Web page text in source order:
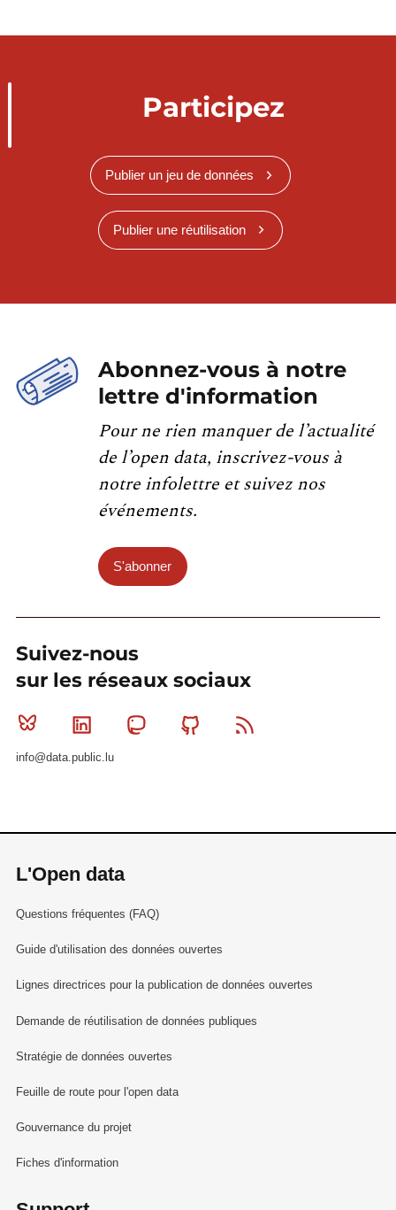
Participez
Publier un jeu de données
Publier une réutilisation
Abonnez-vous à notre
lettre d'information
Pour ne rien manquer de l’actualité
de l’open data, inscrivez-vous à
notre infolettre et suivez nos
événements.
S'abonner
Suivez-nous
sur les réseaux sociaux
Bluesky Linkedin MastodonGithub
info@data.public.lu
L'Open data
Questions fréquentes (FAQ)
Guide d'utilisation des données ouvertes
Lignes directrices pour la publication de données ouvertes
Demande de réutilisation de données publiques
Stratégie de données ouvertes
Feuille de route pour l'open data
Gouvernance du projet
Fiches d'information